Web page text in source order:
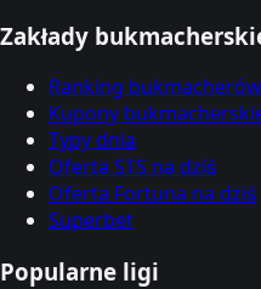
Zakłady
Ranking bukmacherów
Kupony
Typy dnia
Oferta STS na dziś
Oferta Fortuna na dziś
Superbet
Popularne ligi